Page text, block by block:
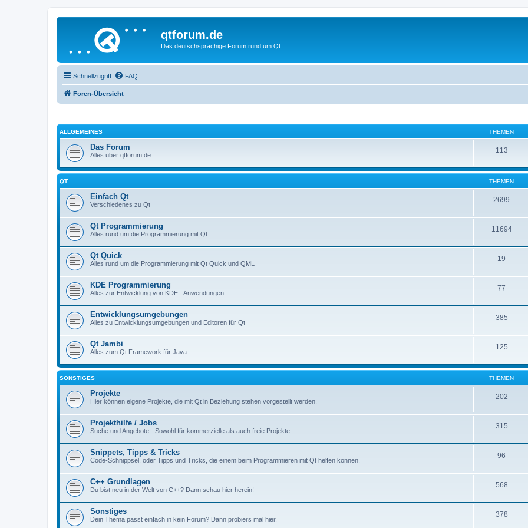
qtforum.de
Das deutschsprachige Forum rund um Qt
Schnellzugriff FAQ
Foren-Übersicht
ALLGEMEINES THEMEN
Das Forum
Alles über qtforum.de
113
QT THEMEN
Einfach Qt
Verschiedenes zu Qt
2699
Qt Programmierung
Alles rund um die Programmierung mit Qt
11694
Qt Quick
Alles rund um die Programmierung mit Qt Quick und QML
19
KDE Programmierung
Alles zur Entwicklung von KDE - Anwendungen
77
Entwicklungsumgebungen
Alles zu Entwicklungsumgebungen und Editoren für Qt
385
Qt Jambi
Alles zum Qt Framework für Java
125
SONSTIGES THEMEN
Projekte
Hier können eigene Projekte, die mit Qt in Beziehung stehen vorgestellt werden.
202
Projekthilfe / Jobs
Suche und Angebote - Sowohl für kommerzielle als auch freie Projekte
315
Snippets, Tipps & Tricks
Code-Schnippsel, oder Tipps und Tricks, die einem beim Programmieren mit Qt helfen können.
96
C++ Grundlagen
Du bist neu in der Welt von C++? Dann schau hier herein!
568
Sonstiges
Dein Thema passt einfach in kein Forum? Dann probiers mal hier.
378